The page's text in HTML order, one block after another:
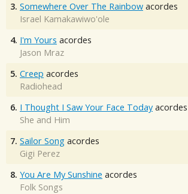
3. Somewhere Over The Rainbow acordes
Israel Kamakawiwo'ole
4. I'm Yours acordes
Jason Mraz
5. Creep acordes
Radiohead
6. I Thought I Saw Your Face Today acordes
She and Him
7. Sailor Song acordes
Gigi Perez
8. You Are My Sunshine acordes
Folk Songs